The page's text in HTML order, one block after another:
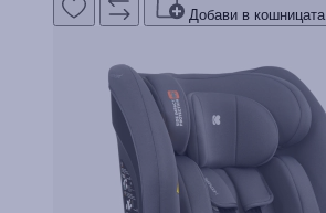
Добави в кошницата